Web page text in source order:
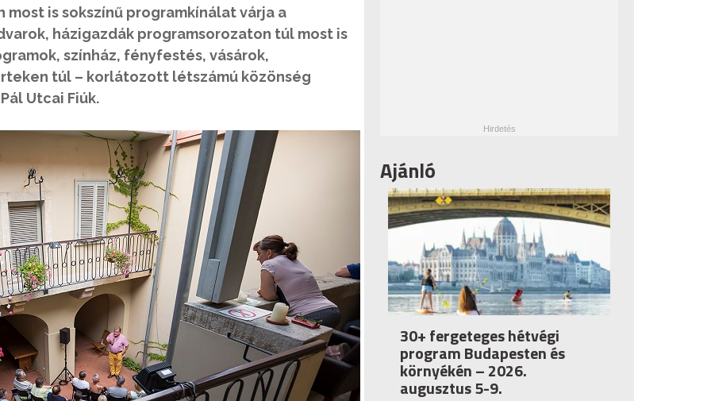
is sokszínű programkínálat várja a
házigazdák programsorozaton túl most is
színház, fényfestés, vásárok,
túl – korlátozott létszámú közönség
Utcai Fiúk.
Ajánló
30+ fergeteges hétvégi
program Budapesten és
környékén – 2026.
augusztus 5-9.